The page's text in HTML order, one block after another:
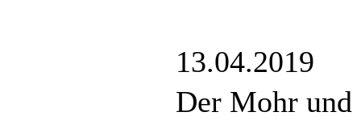
13.04.2019
Der Mohr und